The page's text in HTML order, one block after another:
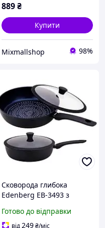
кришки
889₴
Купити
Mixmallshop 98%
Сковорода глибока
Edenberg EB-3493 з
напиленням та
індукційним дном 3,7 л 28
Готово до відправки
від249₴/міс